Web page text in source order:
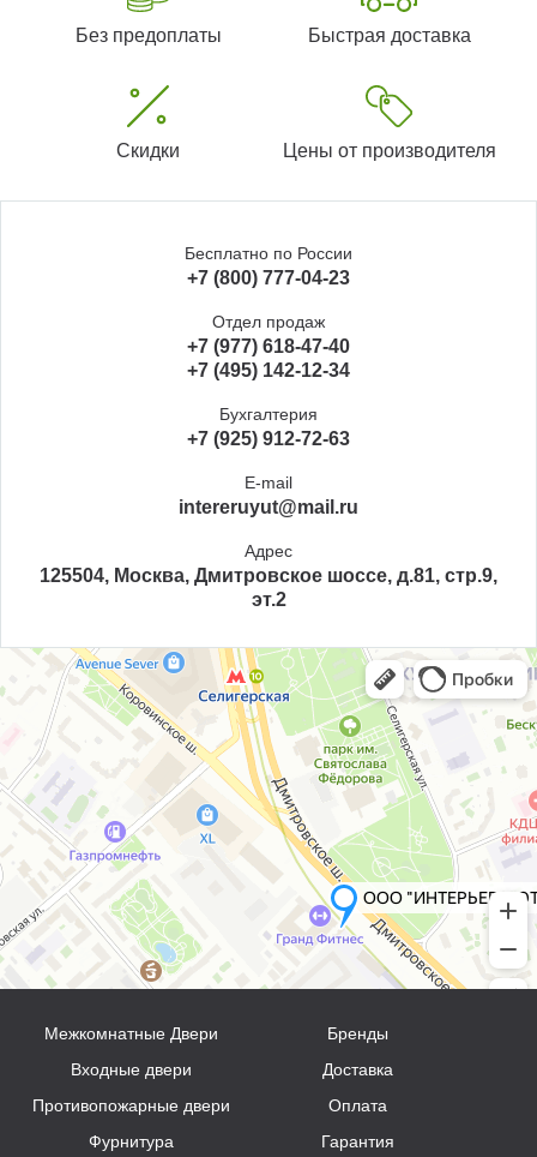
Без предоплаты Быстрая доставка
Скидки Цены от производителя
Бесплатно по России
+7 (800) 777-04-23
Отдел продаж
+7 (977) 618-47-40
+7 (495) 142-12-34
Бухгалтерия
+7 (925) 912-72-63
E-mail
intereruyut@mail.ru
Адрес
125504, Москва, Дмитровское шоссе, д.81, стр.9,
эт.2
Межкомнатные Двери
Входные двери
Противопожарные двери
Фурнитура
Бренды
Доставка
Оплата
Гарантия